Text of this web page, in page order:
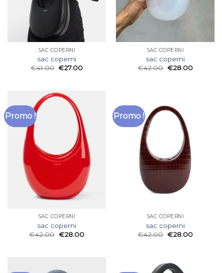
SAC COPERNI
sac coperni
€41.00 €27.00
SAC COPERNI
sac coperni
€42.00 €28.00
Promo !
SAC COPERNI
sac coperni
€42.00 €28.00
Promo !
SAC COPERNI
sac coperni
€42.00 €28.00